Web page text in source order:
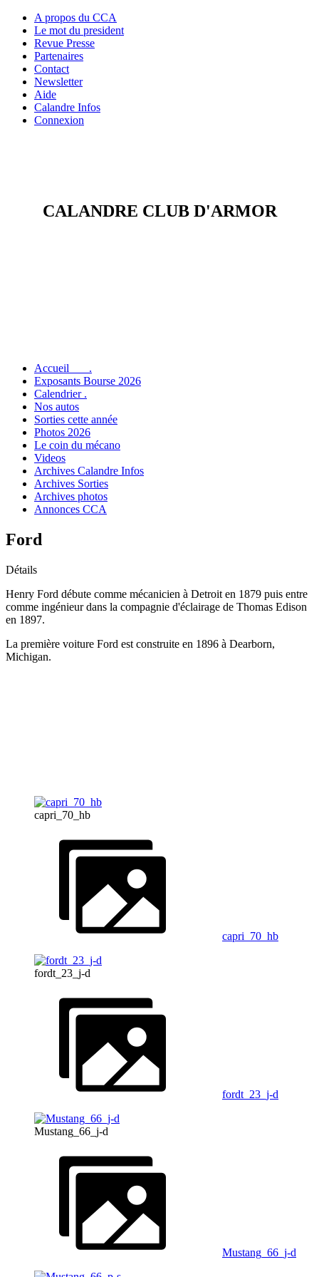
A propos du CCA
Le mot du president
Revue Presse
Partenaires
Contact
Newsletter
Aide
Calandre Infos
Connexion
CALANDRE CLUB D'ARMOR
Accueil .
Exposants Bourse 2026
Calendrier .
Nos autos
Sorties cette année
Photos 2026
Le coin du mécano
Videos
Archives Calandre Infos
Archives Sorties
Archives photos
Annonces CCA
Ford
Détails
Henry Ford débute comme mécanicien à Detroit en 1879 puis entre
comme ingénieur dans la compagnie d'éclairage de Thomas Edison
en 1897.
La première voiture Ford est construite en 1896 à Dearborn,
Michigan.
capri_70_hb
capri_70_hb
fordt_23_j-d
fordt_23_j-d
Mustang_66_j-d
Mustang_66_j-d